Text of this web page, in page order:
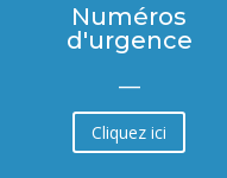
Numéros
d'urgence
Cliquez ici